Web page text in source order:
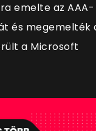
emelte az AAA-
és megemelték
a Microsoft